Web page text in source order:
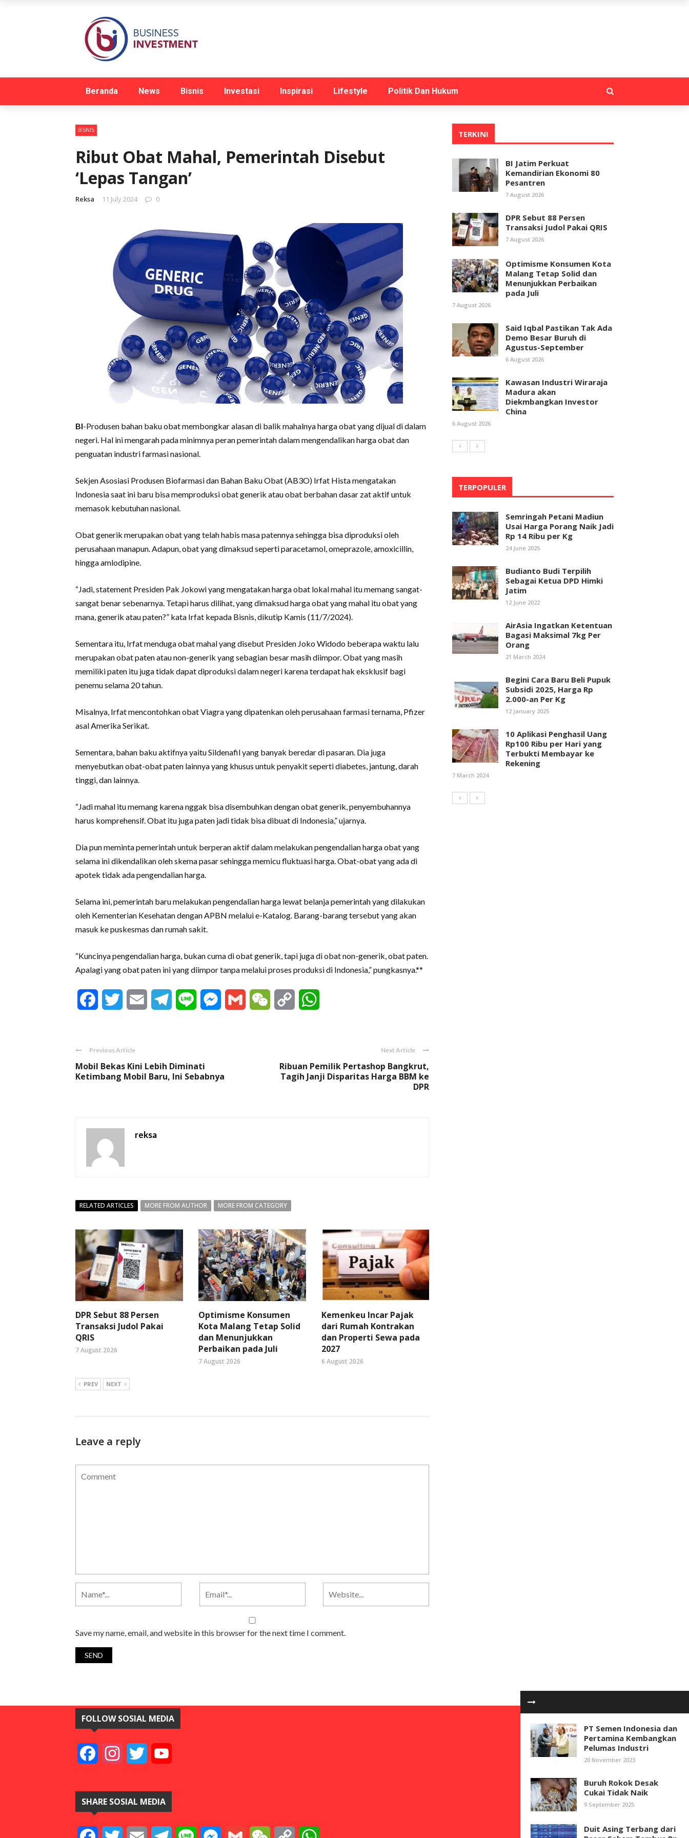
Beranda News Bisnis Investasi Inspirasi Lifestyle Politik Dan Hukum
BISNIS
Ribut Obat Mahal, Pemerintah Disebut
‘Lepas Tangan’
Reksa 11 July 2024 0
BI-Produsen bahan baku obat membongkar alasan di balik mahalnya harga obat yang dijual di dalam
negeri. Hal ini mengarah pada minimnya peran pemerintah dalam mengendalikan harga obat dan
penguatan industri farmasi nasional.
Sekjen Asosiasi Produsen Biofarmasi dan Bahan Baku Obat (AB3O) Irfat Hista mengatakan
Indonesia saat ini baru bisa memproduksi obat generik atau obat berbahan dasar zat aktif untuk
memasok kebutuhan nasional.
Obat generik merupakan obat yang telah habis masa patennya sehingga bisa diproduksi oleh
perusahaan manapun. Adapun, obat yang dimaksud seperti paracetamol, omeprazole, amoxicillin,
hingga amlodipine.
“Jadi, statement Presiden Pak Jokowi yang mengatakan harga obat lokal mahal itu memang sangat-
sangat benar sebenarnya. Tetapi harus dilihat, yang dimaksud harga obat yang mahal itu obat yang
mana, generik atau paten?” kata Irfat kepada Bisnis, dikutip Kamis (11/7/2024).
Sementara itu, Irfat menduga obat mahal yang disebut Presiden Joko Widodo beberapa waktu lalu
merupakan obat paten atau non-generik yang sebagian besar masih diimpor. Obat yang masih
memiliki paten itu juga tidak dapat diproduksi dalam negeri karena terdapat hak eksklusif bagi
penemu selama 20 tahun.
Misalnya, Irfat mencontohkan obat Viagra yang dipatenkan oleh perusahaan farmasi ternama, Pfizer
asal Amerika Serikat.
Sementara, bahan baku aktifnya yaitu Sildenafil yang banyak beredar di pasaran. Dia juga
menyebutkan obat-obat paten lainnya yang khusus untuk penyakit seperti diabetes, jantung, darah
tinggi, dan lainnya.
“Jadi mahal itu memang karena nggak bisa disembuhkan dengan obat generik, penyembuhannya
harus komprehensif. Obat itu juga paten jadi tidak bisa dibuat di Indonesia,” ujarnya.
Dia pun meminta pemerintah untuk berperan aktif dalam melakukan pengendalian harga obat yang
selama ini dikendalikan oleh skema pasar sehingga memicu fluktuasi harga. Obat-obat yang ada di
apotek tidak ada pengendalian harga.
Selama ini, pemerintah baru melakukan pengendalian harga lewat belanja pemerintah yang dilakukan
oleh Kementerian Kesehatan dengan APBN melalui e-Katalog. Barang-barang tersebut yang akan
masuk ke puskesmas dan rumah sakit.
“Kuncinya pengendalian harga, bukan cuma di obat generik, tapi juga di obat non-generik, obat paten.
Apalagi yang obat paten ini yang diimpor tanpa melalui proses produksi di Indonesia,” pungkasnya.**
FacebookTwitter Email Telegram
Line Messenger
Gmail WeChat Copy
Previous Article
Mobil Bekas Kini Lebih Diminati
Ketimbang Mobil Baru, Ini Sebabnya
Next Article
Ribuan Pemilik Pertashop Bangkrut,
Tagih Janji Disparitas Harga BBM ke
DPR
reksa
RELATED ARTICLES MORE FROM AUTHOR MORE FROM CATEGORY
DPR Sebut 88 Persen
Transaksi Judol Pakai
QRIS
7 August 2026
Optimisme Konsumen
Kota Malang Tetap Solid
dan Menunjukkan
Perbaikan pada Juli
7 August 2026
Kemenkeu Incar Pajak
dari Rumah Kontrakan
dan Properti Sewa pada
2027
6 August 2026
PREV NEXT
Leave a reply
Save my name, email, and website in this browser for the next time I comment.
PT Semen Indonesia dan
Pertamina Kembangkan
Pelumas Industri
20 November 2023
Buruh Rokok Desak
Cukai Tidak Naik
9 September 2025
Duit Asing Terbang dari
TERKINI
BI Jatim Perkuat
Kemandirian Ekonomi 80
Pesantren
7 August 2026
DPR Sebut 88 Persen
Transaksi Judol Pakai QRIS
7 August 2026
Optimisme Konsumen Kota
Malang Tetap Solid dan
Menunjukkan Perbaikan
pada Juli
7 August 2026
Said Iqbal Pastikan Tak Ada
Demo Besar Buruh di
Agustus-September
6 August 2026
Kawasan Industri Wiraraja
Madura akan
Diekmbangkan Investor
China
6 August 2026
TERPOPULER
Semringah Petani Madiun
Usai Harga Porang Naik Jadi
Rp 14 Ribu per Kg
24 June 2025
Budianto Budi Terpilih
Sebagai Ketua DPD Himki
Jatim
12 June 2022
AirAsia Ingatkan Ketentuan
Bagasi Maksimal 7kg Per
Orang
21 March 2024
Begini Cara Baru Beli Pupuk
Subsidi 2025, Harga Rp
2.000-an Per Kg
12 January 2025
10 Aplikasi Penghasil Uang
Rp100 Ribu per Hari yang
Terbukti Membayar ke
Rekening
7 March 2024
FOLLOW SOSIAL MEDIA
FacebookInstagramTwitter
SHARE SOSIAL MEDIA